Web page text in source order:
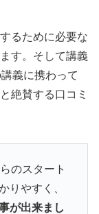
るために必要な
す。そして講義
義に携わって
絶賛する口コミ
のスタート
りやすく、
が出来まし